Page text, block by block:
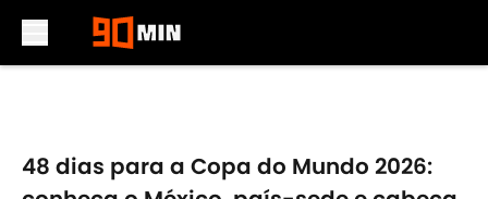
48 dias para a Copa do Mundo 2026: